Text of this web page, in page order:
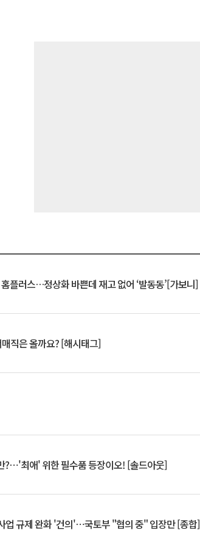
플러스…정상화 바쁜데 재고 없어 ‘발동동’[가보니]
직은 올까요? [해시태그]
?⋯'최애' 위한 필수품 등장이오! [솔드아웃]
업 규제 완화 '건의'⋯국토부 "협의 중" 입장만 [종합]